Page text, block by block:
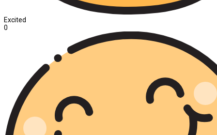
Excited
0